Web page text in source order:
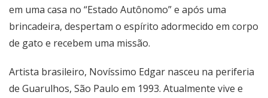
em uma casa no “Estado Autônomo” e após uma
brincadeira, despertam o espírito adormecido em corpo
de gato e recebem uma missão.
Artista brasileiro, Novíssimo Edgar nasceu na periferia
de Guarulhos, São Paulo em 1993. Atualmente vive e